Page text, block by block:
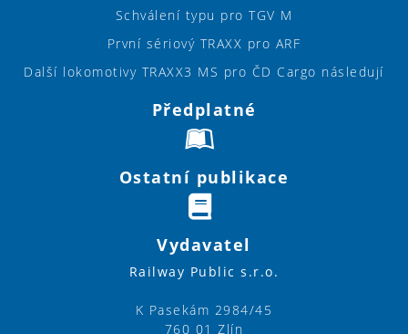
Schválení typu pro TGV M
První sériový TRAXX pro ARF
Další lokomotivy TRAXX3 MS pro ČD Cargo následují
Předplatné
Ostatní publikace
Vydavatel
Railway Public s.r.o.
K Pasekám 2984/45
760 01 Zlín